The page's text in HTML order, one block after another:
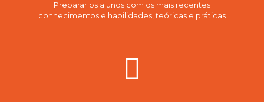
Preparar os alunos com os mais recentes
conhecimentos e habilidades, teóricas e práticas